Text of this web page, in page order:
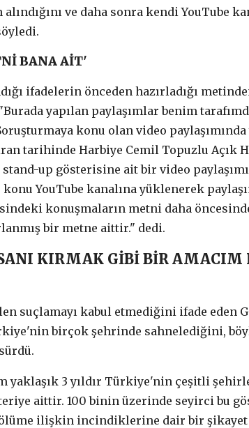
ve daha sonra kendi YouTube
BANA AİT'
ifadelerin önceden hazırladığı
yapılan paylaşımlar benim
konu olan video
tarihinde Harbiye Cemil Topuzlu Açık
up gösterisine ait bir video
YouTube kanalına yüklenerek
konuşmaların metni daha
bir metne aittir." dedi.
KIRMAK GİBİ BİR AMACIM
suçlamayı kabul etmediğini ifade eden
birçok şehrinde sahnelediğini,
yaklaşık 3 yıldır Türkiye'nin çeşitli
aittir. 100 binin üzerinde seyirci bu
ilişkin incindiklerine dair bir şikayet